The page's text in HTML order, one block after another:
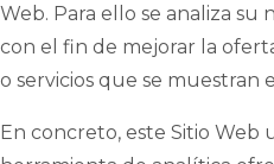
Web. Para ello se analiza su
con el fin de mejorar la
o servicios que se muestran
En concreto, este Sitio Web